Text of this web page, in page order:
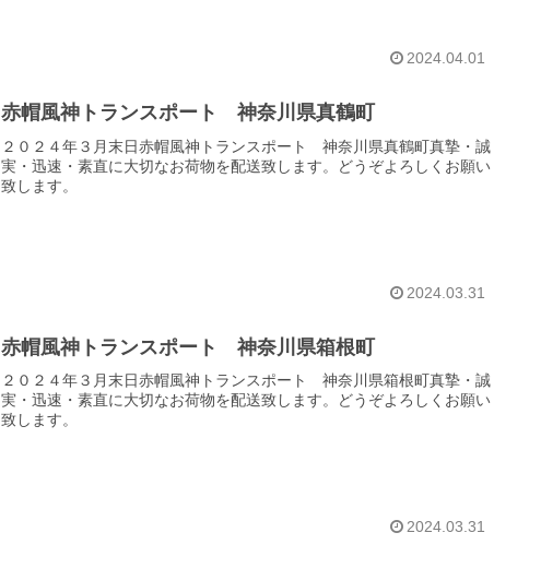
2024.04.01
赤帽風神トランスポート 神奈川県真鶴町
２０２４年３月末日赤帽風神トランスポート 神奈川県真鶴町真摯・誠
実・迅速・素直に大切なお荷物を配送致します。どうぞよろしくお願い
致します。
2024.03.31
赤帽風神トランスポート 神奈川県箱根町
２０２４年３月末日赤帽風神トランスポート 神奈川県箱根町真摯・誠
実・迅速・素直に大切なお荷物を配送致します。どうぞよろしくお願い
致します。
2024.03.31